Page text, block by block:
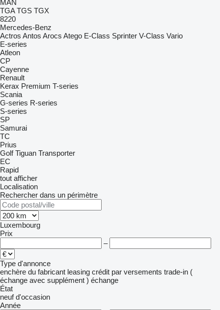
MAN
TGA TGS TGX
8220
Mercedes-Benz
Actros Antos Arocs Atego E-Class Sprinter V-Class Vario
E-series
Atleon
CP
Cayenne
Renault
Kerax Premium T-series
Scania
G-series R-series
S-series
SP
Samurai
TC
Prius
Golf Tiguan Transporter
EC
Rapid
tout afficher
Localisation
Rechercher dans un périmètre
Luxembourg
Prix
–
Type d'annonce
enchère du fabricant leasing crédit par versements trade-in (
échange avec supplément ) échange
État
neuf d'occasion
Année